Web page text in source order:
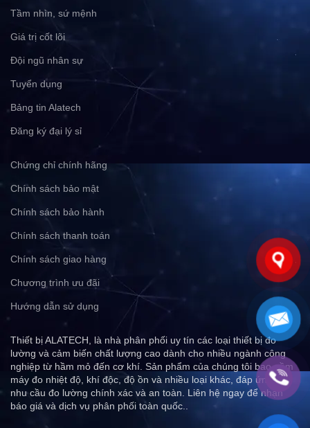
Tầm nhìn, sứ mệnh
Giá trị cốt lõi
Đội ngũ nhân sự
Tuyển dụng
Bảng tin Alatech
Đăng ký đại lý sỉ
Chứng chỉ chính hãng
Chính sách bảo mật
Chính sách bảo hành
Chính sách thanh toán
Chính sách giao hàng
Chương trình ưu đãi
Hướng dẫn sử dụng
Thiết bị ALATECH, là nhà phân phối uy tín các loại thiết bị đo
lường và cảm biến chất lượng cao dành cho nhiều ngành công
nghiệp từ hầm mỏ đến cơ khí. Sản phẩm của chúng tôi bao gồm
máy đo nhiệt độ, khí độc, độ ồn và nhiều loại khác, đáp ứng mọi
nhu cầu đo lường chính xác và an toàn. Liên hệ ngay để nhận
báo giá và dịch vụ phân phối toàn quốc..